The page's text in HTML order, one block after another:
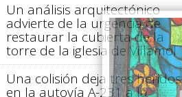
Un análisis arquitectónico
advierte de la urgencia de
restaurar la cubierta de la
torre de la iglesia de Villamol
Una colisión deja tres heridos
en la autovía A-231 a la